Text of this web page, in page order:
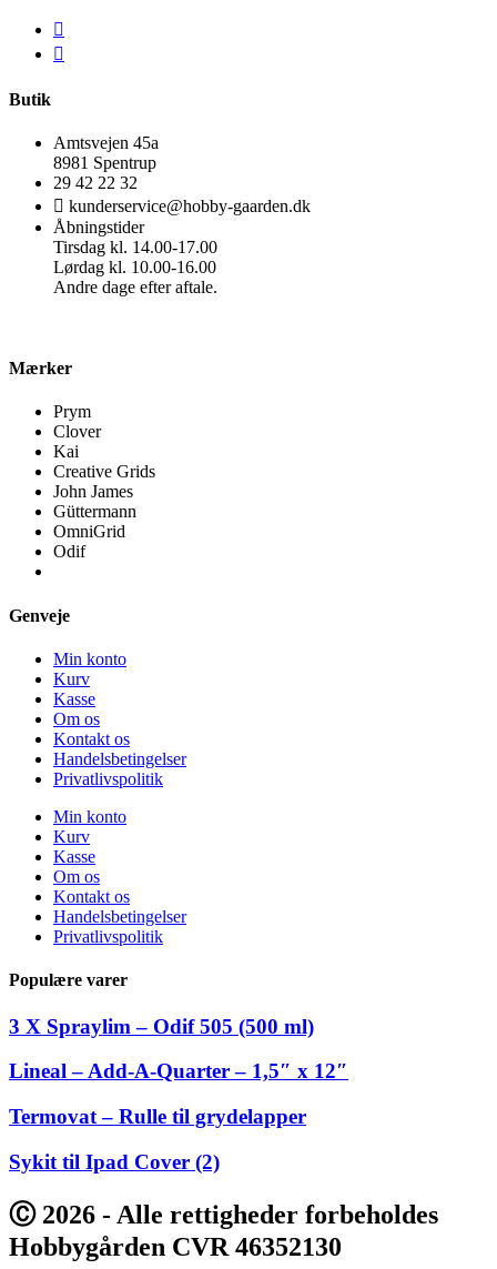
Butik
Amtsvejen 45a
8981 Spentrup
29 42 22 32
kunderservice@hobby-gaarden.dk
Åbningstider
Tirsdag kl. 14.00-17.00
Lørdag kl. 10.00-16.00
Andre dage efter aftale.
Mærker
Prym
Clover
Kai
Creative Grids
John James
Güttermann
OmniGrid
Odif
Genveje
Min konto
Kurv
Kasse
Om os
Kontakt os
Handelsbetingelser
Privatlivspolitik
Min konto
Kurv
Kasse
Om os
Kontakt os
Handelsbetingelser
Privatlivspolitik
Populære varer
3 X Spraylim – Odif 505 (500 ml)
Lineal – Add-A-Quarter – 1,5″ x 12″
Termovat – Rulle til grydelapper
Sykit til Ipad Cover (2)
Ⓒ 2026 - Alle rettigheder forbeholdes
Hobbygården CVR 46352130